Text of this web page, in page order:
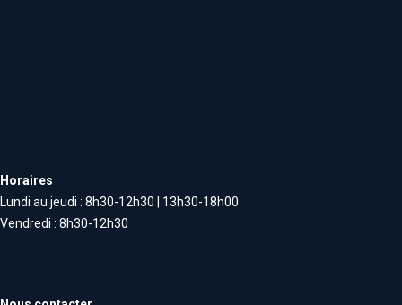
Horaires
Lundi au jeudi : 8h30-12h30 | 13h30-18h00
Vendredi : 8h30-12h30